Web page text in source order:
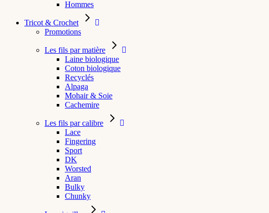
Hommes
Tricot & Crochet
Promotions
Les fils par matière
Laine biologique
Coton biologique
Recyclés
Alpaga
Mohair & Soie
Cachemire
Les fils par calibre
Lace
Fingering
Sport
DK
Worsted
Aran
Bulky
Chunky